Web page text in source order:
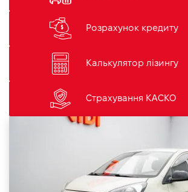
Розрахунок кредиту
Калькулятор лізингу
Страхування КАСКО